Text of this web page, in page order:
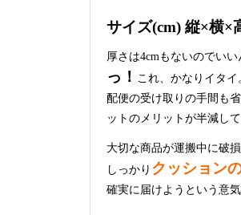
サイズ(cm) 縦×横×
厚さは4cmもないのでい
っ！ これ、かなりイタイ
配便の受け取りの手間も
ットのメリットが半減し
大切な商品が運搬中に破
しっかり クッション
確実に届けようという意